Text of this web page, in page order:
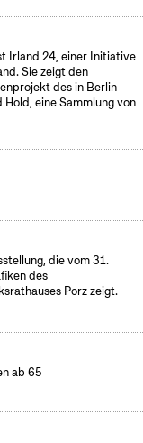
Irland 24, einer Initiative
Sie zeigt den
des in Berlin
eine Sammlung von
die vom 31.
des
Porz zeigt.
ab 65